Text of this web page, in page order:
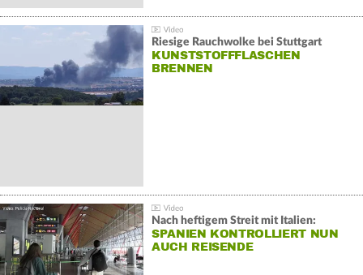
Riesige Rauchwolke bei Stuttgart
KUNSTSTOFFFLASCHEN
BRENNEN
Nach heftigem Streit mit Italien:
SPANIEN KONTROLLIERT NUN
AUCH REISENDE